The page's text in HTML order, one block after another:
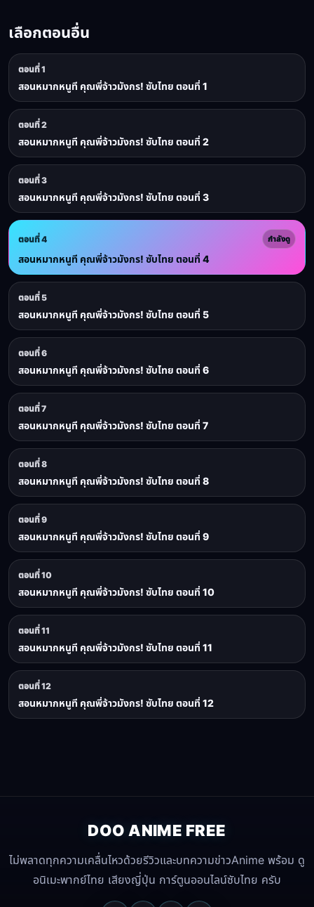
เลือกตอนอื่น
ตอนที่ 1
สอนหมากหนูที คุณพี่จ้าวมังกร! ซับไทย ตอนที่ 1
ตอนที่ 2
สอนหมากหนูที คุณพี่จ้าวมังกร! ซับไทย ตอนที่ 2
ตอนที่ 3
สอนหมากหนูที คุณพี่จ้าวมังกร! ซับไทย ตอนที่ 3
ตอนที่ 4 กำลังดู
สอนหมากหนูที คุณพี่จ้าวมังกร! ซับไทย ตอนที่ 4
ตอนที่ 5
สอนหมากหนูที คุณพี่จ้าวมังกร! ซับไทย ตอนที่ 5
ตอนที่ 6
สอนหมากหนูที คุณพี่จ้าวมังกร! ซับไทย ตอนที่ 6
ตอนที่ 7
สอนหมากหนูที คุณพี่จ้าวมังกร! ซับไทย ตอนที่ 7
ตอนที่ 8
สอนหมากหนูที คุณพี่จ้าวมังกร! ซับไทย ตอนที่ 8
ตอนที่ 9
สอนหมากหนูที คุณพี่จ้าวมังกร! ซับไทย ตอนที่ 9
ตอนที่ 10
สอนหมากหนูที คุณพี่จ้าวมังกร! ซับไทย ตอนที่ 10
ตอนที่ 11
สอนหมากหนูที คุณพี่จ้าวมังกร! ซับไทย ตอนที่ 11
ตอนที่ 12
สอนหมากหนูที คุณพี่จ้าวมังกร! ซับไทย ตอนที่ 12
DOO ANIME FREE
ไม่พลาดทุกความเคลื่นไหวด้วยรีวิวและบทความข่าวAnime พร้อม ดู
อนิเมะพากย์ไทย เสียงญี่ปุ่น การ์ตูนออนไลน์ซับไทย ครับ